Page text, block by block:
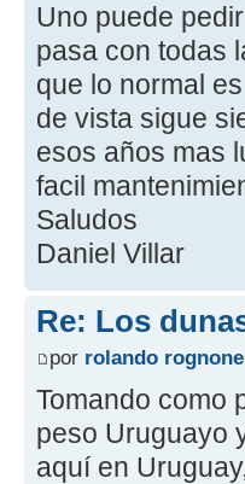
Uno puede
pasa con todas
que lo normal
de vista sigue
esos años mas
facil
Saludos
Daniel Villar
Re: Los
por rolando rognone
Tomando como
peso Uruguayo
aquí en